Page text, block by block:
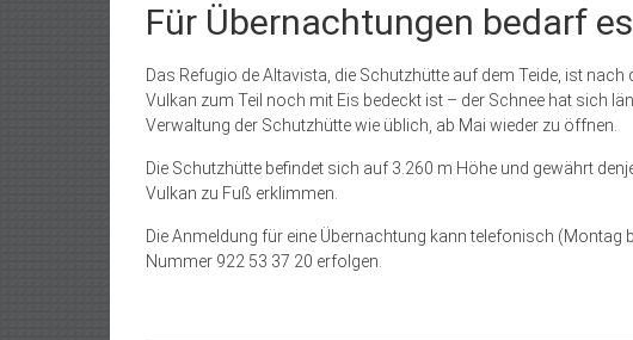
Für Übernachtungen bedarf
Das Refugio de Altavista, die Schutzhütte auf dem Teide, ist
Vulkan zum Teil noch mit Eis bedeckt ist – der Schnee hat sich
Verwaltung der Schutzhütte wie üblich, ab Mai wieder zu öffnen.
Die Schutzhütte befindet sich auf 3.260 m Höhe und gewährt
Vulkan zu Fuß erklimmen.
Die Anmeldung für eine Übernachtung kann telefonisch (Montag
Nummer 922 53 37 20 erfolgen.